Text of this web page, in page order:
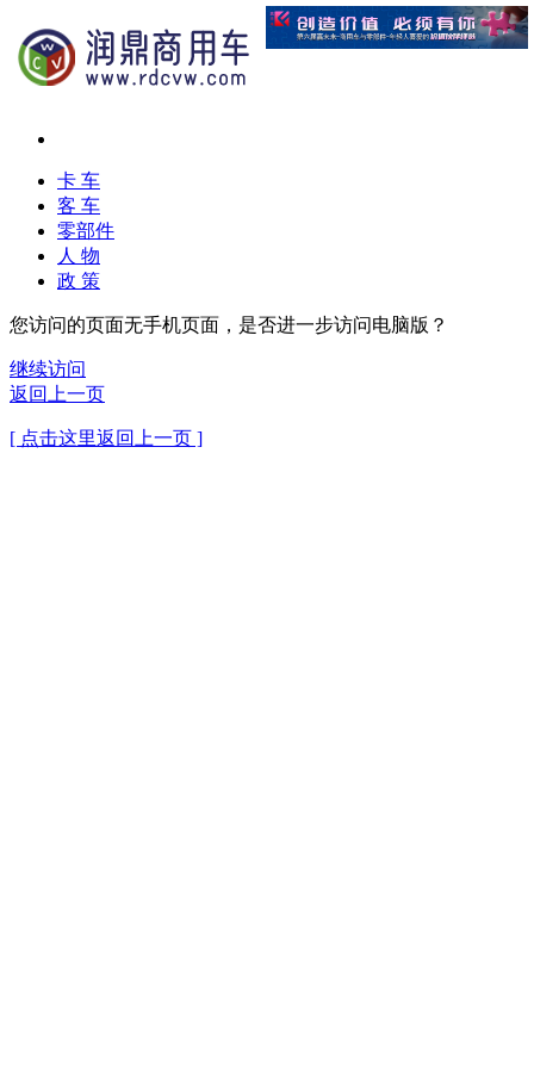
卡 车
客 车
零部件
人 物
政 策
您访问的页面无手机页面，是否进一步访问电脑版？
继续访问
返回上一页
[ 点击这里返回上一页 ]